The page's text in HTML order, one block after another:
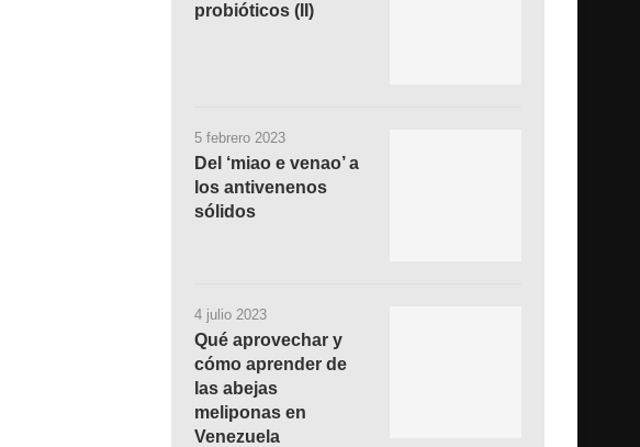
probióticos (II)
5 febrero 2023
Del ‘miao e venao’ a
los antivenenos
sólidos
4 julio 2023
Qué aprovechar y
cómo aprender de
las abejas
meliponas en
Venezuela